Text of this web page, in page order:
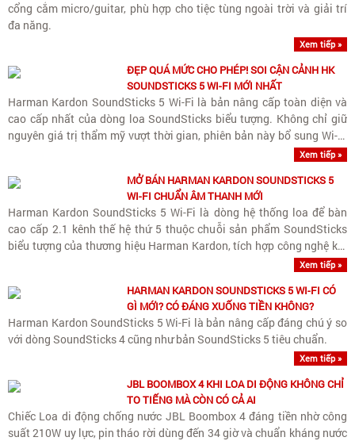
cổng cắm micro/guitar, phù hợp cho tiệc tùng ngoài trời và giải trí
đa năng.
Xem tiếp »
ĐẸP QUÁ MỨC CHO PHÉP! SOI CẬN CẢNH HK
SOUNDSTICKS 5 WI-FI MỚI NHẤT
Harman Kardon SoundSticks 5 Wi-Fi là bản nâng cấp toàn diện và
cao cấp nhất của dòng loa SoundSticks biểu tượng. Không chỉ giữ
nguyên giá trị thẩm mỹ vượt thời gian, phiên bản này bổ sung Wi-Fi
Xem tiếp »
MỞ BÁN HARMAN KARDON SOUNDSTICKS 5
WI-FI CHUẨN ÂM THANH MỚI
Harman Kardon SoundSticks 5 Wi-Fi là dòng hệ thống loa để bàn
cao cấp 2.1 kênh thế hệ thứ 5 thuộc chuỗi sản phẩm SoundSticks
biểu tượng của thương hiệu Harman Kardon, tích hợp công nghệ kết
Xem tiếp »
HARMAN KARDON SOUNDSTICKS 5 WI-FI CÓ
GÌ MỚI? CÓ ĐÁNG XUỐNG TIỀN KHÔNG?
Harman Kardon SoundSticks 5 Wi-Fi là bản nâng cấp đáng chú ý so
với dòng SoundSticks 4 cũng như bản SoundSticks 5 tiêu chuẩn.
Xem tiếp »
JBL BOOMBOX 4 KHI LOA DI ĐỘNG KHÔNG CHỈ
TO TIẾNG MÀ CÒN CÓ CẢ AI
Chiếc Loa di động chống nước JBL Boombox 4 đáng tiền nhờ công
suất 210W uy lực, pin tháo rời dùng đến 34 giờ và chuẩn kháng nước